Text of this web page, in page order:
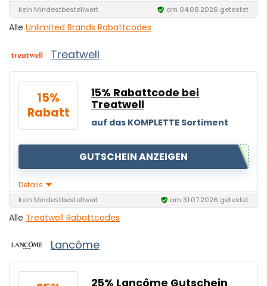
kein Mindestbestellwert am 04.08.2026 getestet
Alle Unlimited Brands Rabattcodes
Treatwell
15%
Rabatt
15% Rabattcode bei
Treatwell
auf das KOMPLETTE Sortiment
GUTSCHEIN ANZEIGEN
Details
kein Mindestbestellwert am 31.07.2026 getestet
Alle Treatwell Rabattcodes
Lancôme
25% Lancôme Gutschein